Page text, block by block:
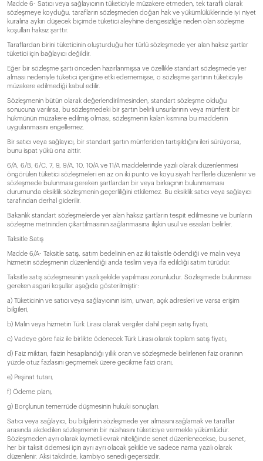
Madde 6- Satıcı veya sağlayıcının tüketiciyle müzakere etmeden, tek taraflı olarak
sözleşmeye koyduğu, tarafların sözleşmeden doğan hak ve yükümlülüklerinde iyi niyet
kuralına aykırı düşecek biçimde tüketici aleyhine dengesizliğe neden olan sözleşme
koşulları haksız şarttır.
Taraflardan birini tüketicinin oluşturduğu her türlü sözleşmede yer alan haksız şartlar
tüketici için bağlayıcı değildir.
Eğer bir sözleşme şartı önceden hazırlanmışsa ve özellikle standart sözleşmede yer
alması nedeniyle tüketici içeriğine etki edememişse, o sözleşme şartının tüketiciyle
müzakere edilmediği kabul edilir.
Sözleşmenin bütün olarak değerlendirilmesinden, standart sözleşme olduğu
sonucuna varılırsa, bu sözleşmedeki bir şartın belirli unsurlarının veya münferit bir
hükmünün müzakere edilmiş olması, sözleşmenin kalan kısmına bu maddenin
uygulanmasını engellemez.
Bir satıcı veya sağlayıcı, bir standart şartın münferiden tartışıldığını ileri sürüyorsa,
bunu ispat yükü ona aittir.
6/A, 6/B, 6/C, 7, 9, 9/A, 10, 10/A ve 11/A maddelerinde yazılı olarak düzenlenmesi
öngörülen tüketici sözleşmeleri en az on iki punto ve koyu siyah harflerle düzenlenir ve
sözleşmede bulunması gereken şartlardan bir veya birkaçının bulunmaması
durumunda eksiklik sözleşmenin geçerliliğini etkilemez. Bu eksiklik satıcı veya sağlayıcı
tarafından derhal giderilir.
Bakanlık standart sözleşmelerde yer alan haksız şartların tespit edilmesine ve bunların
sözleşme metninden çıkartılmasının sağlanmasına ilişkin usul ve esasları belirler.
Taksitle Satış
Madde 6/A- Taksitle satış, satım bedelinin en az iki taksitle ödendiği ve malın veya
hizmetin sözleşmenin düzenlendiği anda teslim veya ifa edildiği satım türüdür.
Taksitle satış sözleşmesinin yazılı şekilde yapılması zorunludur. Sözleşmede bulunması
gereken asgari koşullar aşağıda gösterilmiştir:
a) Tüketicinin ve satıcı veya sağlayıcının isim, unvan, açık adresleri ve varsa erişim
bilgileri,
b) Malın veya hizmetin Türk Lirası olarak vergiler dahil peşin satış fiyatı,
c) Vadeye göre faiz ile birlikte ödenecek Türk Lirası olarak toplam satış fiyatı,
d) Faiz miktarı, faizin hesaplandığı yıllık oran ve sözleşmede belirlenen faiz oranının
yüzde otuz fazlasını geçmemek üzere gecikme faizi oranı,
e) Peşinat tutarı,
f) Ödeme planı,
g) Borçlunun temerrüde düşmesinin hukuki sonuçları.
Satıcı veya sağlayıcı, bu bilgilerin sözleşmede yer almasını sağlamak ve taraflar
arasında akdedilen sözleşmenin bir nüshasını tüketiciye vermekle yükümlüdür.
Sözleşmeden ayrı olarak kıymetli evrak niteliğinde senet düzenlenecekse, bu senet,
her bir taksit ödemesi için ayrı ayrı olacak şekilde ve sadece nama yazılı olarak
düzenlenir. Aksi takdirde, kambiyo senedi geçersizdir.